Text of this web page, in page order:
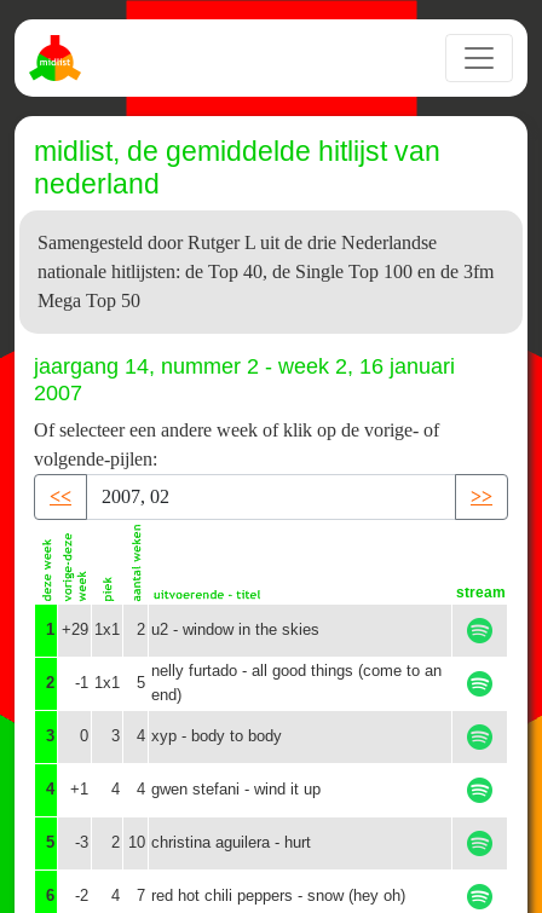
midlist, de gemiddelde hitlijst van
nederland
Samengesteld door Rutger L uit de drie Nederlandse
nationale hitlijsten: de Top 40, de Single Top 100 en de 3fm
Mega Top 50
jaargang 14, nummer 2 - week 2, 16 januari
2007
Of selecteer een andere week of klik op de vorige- of
volgende-pijlen:
<<
>>
stream
1 +29 1x1 2 u2 - window in the skies
2 -1 1x1 5
nelly furtado - all good things (come to an
end)
3 0 3 4 xyp - body to body
4 +1 4 4 gwen stefani - wind it up
5 -3 2 10 christina aguilera - hurt
6 -2 4 7 red hot chili peppers - snow (hey oh)